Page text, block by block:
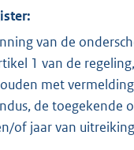
van de
1 van de
met
de toegekende
of jaar van